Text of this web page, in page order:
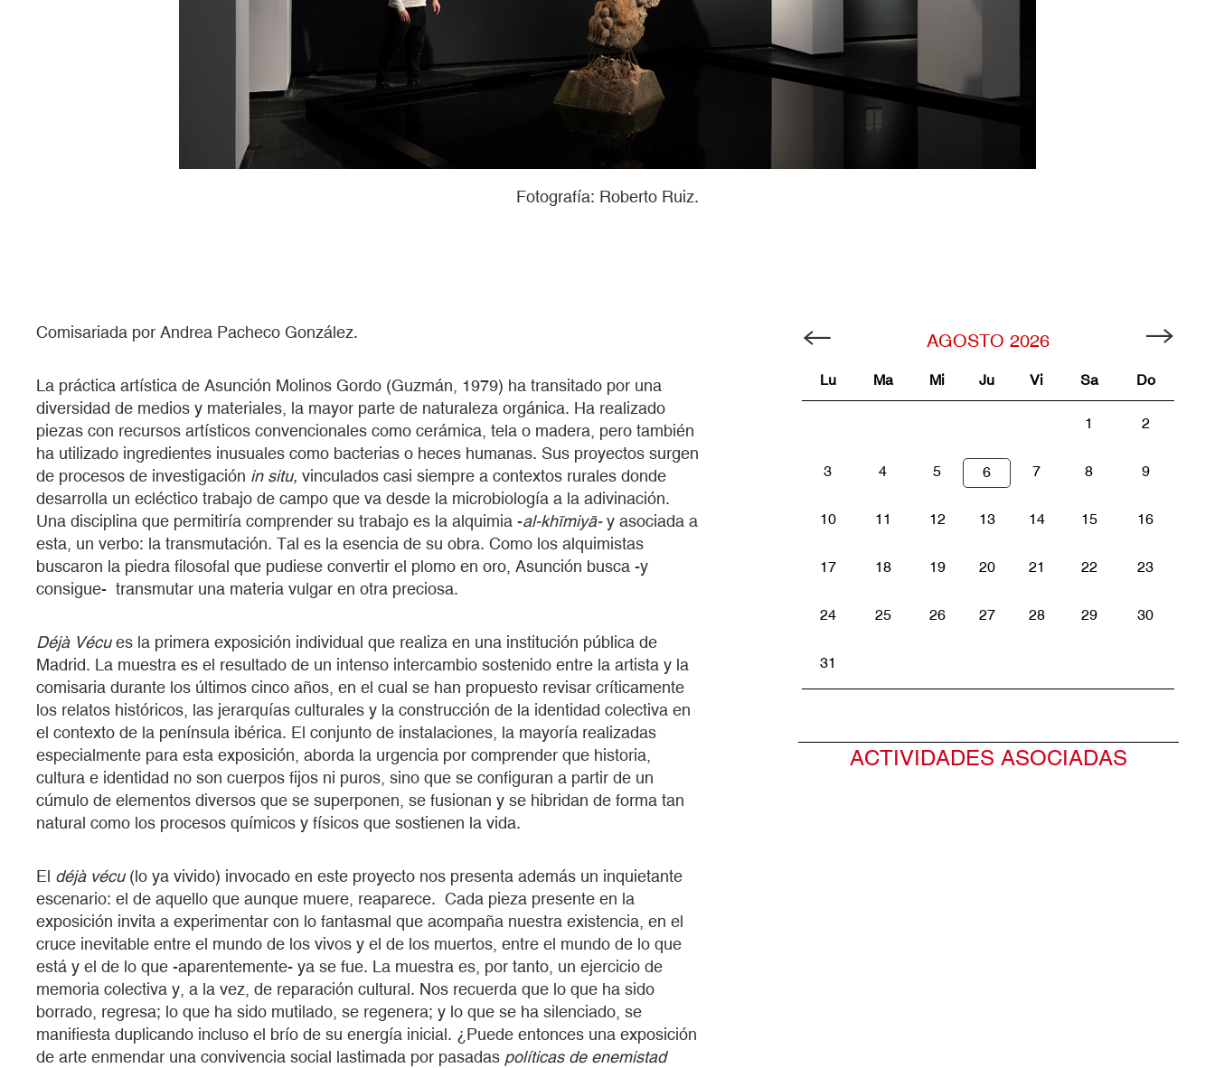
Fotografía: Roberto Ruiz.
Comisariada por Andrea Pacheco González.
La práctica artística de Asunción Molinos Gordo (Guzmán, 1979) ha transitado por una
diversidad de medios y materiales, la mayor parte de naturaleza orgánica. Ha realizado
piezas con recursos artísticos convencionales como cerámica, tela o madera, pero también
ha utilizado ingredientes inusuales como bacterias o heces humanas. Sus proyectos surgen
de procesos de investigación in situ, vinculados casi siempre a contextos rurales donde
desarrolla un ecléctico trabajo de campo que va desde la microbiología a la adivinación.
Una disciplina que permitiría comprender su trabajo es la alquimia -al-khīmiyā-y asociada a
esta, un verbo: la transmutación. Tal es la esencia de su obra. Como los alquimistas
buscaron la piedra filosofal que pudiese convertir el plomo en oro, Asunción busca -y
consigue- transmutar una materia vulgar en otra preciosa.
Déjà Vécues la primera exposición individual que realiza en una institución pública de
Madrid. La muestra es el resultado de un intenso intercambio sostenido entre la artista y la
comisaria durante los últimos cinco años, en el cual se han propuesto revisar críticamente
los relatos históricos, las jerarquías culturales y la construcción de la identidad colectiva en
el contexto de la península ibérica. El conjunto de instalaciones, la mayoría realizadas
especialmente para esta exposición, aborda la urgencia por comprender que historia,
cultura e identidad no son cuerpos fijos ni puros, sino que se configuran a partir de un
cúmulo de elementos diversos que se superponen, se fusionan y se hibridan de forma tan
natural como los procesos químicos y físicos que sostienen la vida.
El déjà vécu(lo ya vivido) invocado en este proyecto nos presenta además un inquietante
escenario: el de aquello que aunque muere, reaparece. Cada pieza presente en la
exposición invita a experimentar con lo fantasmal que acompaña nuestra existencia, en el
cruce inevitable entre el mundo de los vivos y el de los muertos, entre el mundo de lo que
está y el de lo que -aparentemente- ya se fue. La muestra es, por tanto, un ejercicio de
memoria colectiva y, a la vez, de reparación cultural. Nos recuerda que lo que ha sido
borrado, regresa; lo que ha sido mutilado, se regenera; y lo que se ha silenciado, se
manifiesta duplicando incluso el brío de su energía inicial. ¿Puede entonces una exposición
de arte enmendar una convivencia social lastimada por pasadas políticas de enemistad
AGOSTO 2026
Lu Ma Mi Ju Vi Sa Do
1 2
3 4 5 6 7 8 9
10 11 12 13 14 15 16
17 18 19 20 21 22 23
24 25 26 27 28 29 30
31
ACTIVIDADES ASOCIADAS